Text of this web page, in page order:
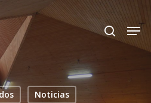
search
Noticias
Close